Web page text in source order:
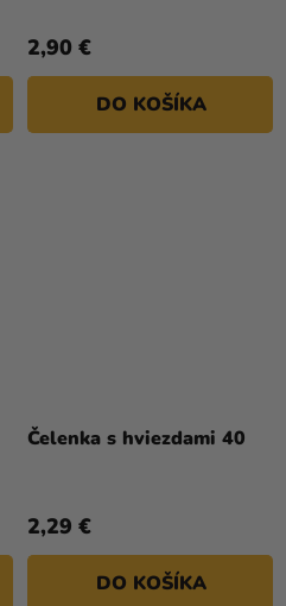
2,90 €
DO KOŠÍKA
Čelenka s hviezdami 40
hodnotenie
5
hviezdičiek.
2,29 €
DO KOŠÍKA